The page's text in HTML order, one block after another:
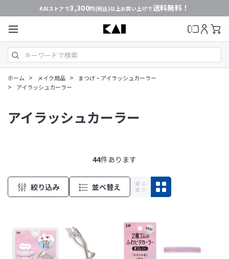
KAIストアで3,300円(税込)以上お買い上げで送料無料！
ホーム > メイク用品 > まつげ・アイラッシュカーラー
> アイラッシュカーラー
アイラッシュカーラー
44件あります
絞り込み 並べ替え